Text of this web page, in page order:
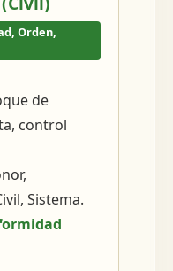
Orden,
de
control
Sistema.